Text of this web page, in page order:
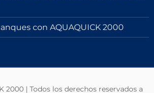
con AQUAQUICK 2000
2000 | Todos los derechos reservados a